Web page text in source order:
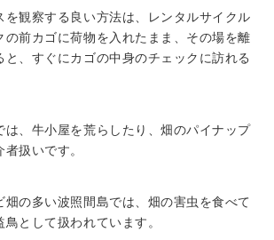
を観察する良い方法は、レンタルサイクル
の前カゴに荷物を入れたまま、その場を離
と、すぐにカゴの中身のチェックに訪れる
は、牛小屋を荒らしたり、畑のパイナップ
扱いです。
畑の多い波照間島では、畑の害虫を食べて
として扱われています。